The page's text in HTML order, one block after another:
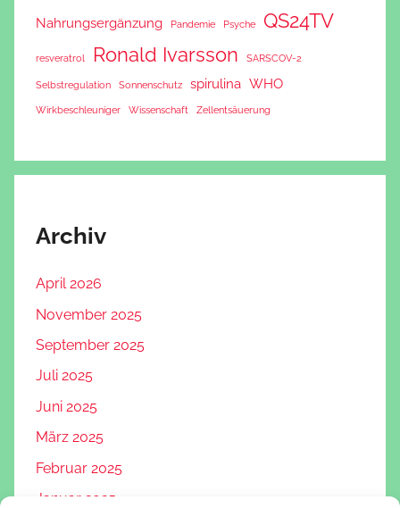
Nahrungsergänzung Pandemie Psyche QS24TV
resveratrol Ronald Ivarsson SARSCOV-2
Selbstregulation Sonnenschutz spirulina WHO
Wirkbeschleuniger Wissenschaft Zellentsäuerung
Archiv
April 2026
November 2025
September 2025
Juli 2025
Juni 2025
März 2025
Februar 2025
Januar 2025